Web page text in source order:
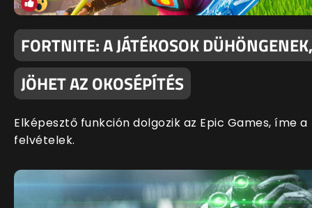
FORTNITE: A JÁTÉKOSOK DÜHÖNGENEK,
JÖHET AZ OKOSÉPÍTÉS
Elképesztő funkción dolgozik az Epic Games, íme a
felvételek.